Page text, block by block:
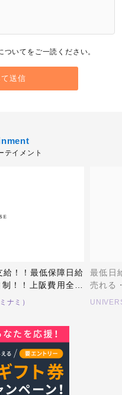
ついてをご一読ください。
テイメント
！！最低保障日給
！！上阪費用全額
でも珍しい3時間営
ナミ）
最低日
売れる
を完備